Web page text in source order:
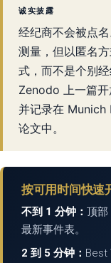
诚实披露
经纪商不会被点
测量，但以匿名
式，而不是个别
Zenodo 上一篇开
并记录在 Munich
论文中。
按可用时间快速
不到 1 分钟： 顶部
最新事件表。
2 到 5 分钟： Best